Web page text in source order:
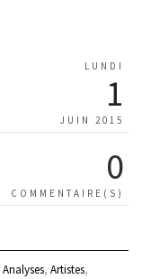
LUNDI
1
JUIN 2015
0
COMMENTAIRE(S)
Analyses, Artistes,